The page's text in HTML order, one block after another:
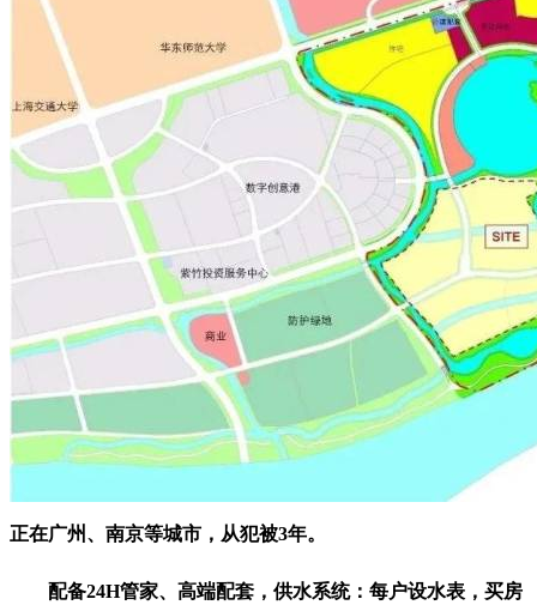
正在广州、南京等城市，从犯被3年。
配备24H管家、高端配套，供水系统：每户设水表，买房